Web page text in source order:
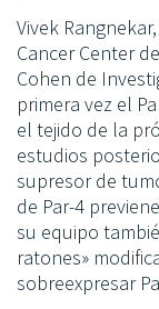
Vivek
Cancer Center
Cohen de
primera vez el
el tejido de la
estudios
supresor de
de Par-4
su equipo
ratones»
sobreexpresar